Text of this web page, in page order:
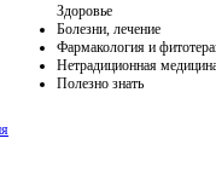
Здоровье
Болезни, лечение
Фармакология и
Нетрадиционная
Полезно знать